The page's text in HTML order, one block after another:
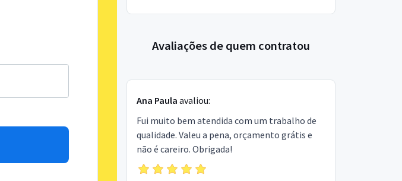
Avaliações de quem contratou
Ana Paula avaliou:
Fui muito bem atendida com um trabalho de
qualidade. Valeu a pena, orçamento grátis e
não é careiro. Obrigada!